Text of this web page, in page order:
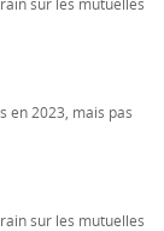
sur les mutuelles
en 2023, mais pas
sur les mutuelles